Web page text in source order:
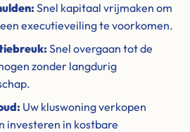
Snel kapitaal vrijmaken om
executieveiling te voorkomen.
Snel overgaan tot de
zonder langdurig
Uw kluswoning verkopen
investeren in kostbare